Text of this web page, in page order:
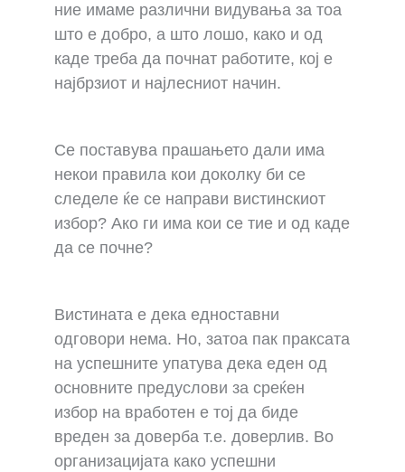
ние имаме различни видувања за тоа
што е добро, а што лошо, како и од
каде треба да почнат работите, кој е
најбрзиот и најлесниот начин.
Се поставува прашањето дали има
некои правила кои доколку би се
следеле ќе се направи вистинскиот
избор? Ако ги има кои се тие и од каде
да се почне?
Вистината е дека едноставни
одговори нема. Но, затоа пак праксата
на успешните упатува дека еден од
основните предуслови за среќен
избор на вработен е тој да биде
вреден за доверба т.е. доверлив. Во
организацијата како успешни